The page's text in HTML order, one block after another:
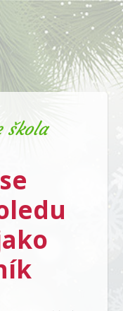
škola